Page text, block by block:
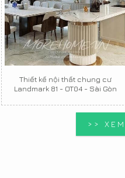
Thiết kế nội thất chung cư
Landmark 81 - OT04 - Sài Gòn
>>